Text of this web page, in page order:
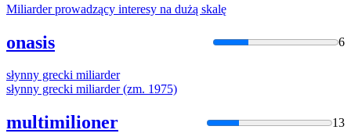
Miliarderprowadzący interesy na dużą skalę
onasis 6
słynny grecki miliarder
słynny grecki miliarder(zm. 1975)
multimilioner 13